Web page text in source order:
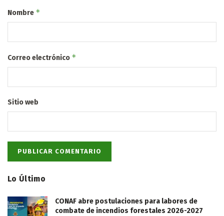
Nombre *
Correo electrónico *
Sitio web
Lo Último
CONAF abre postulaciones para labores de
combate de incendios forestales 2026-2027